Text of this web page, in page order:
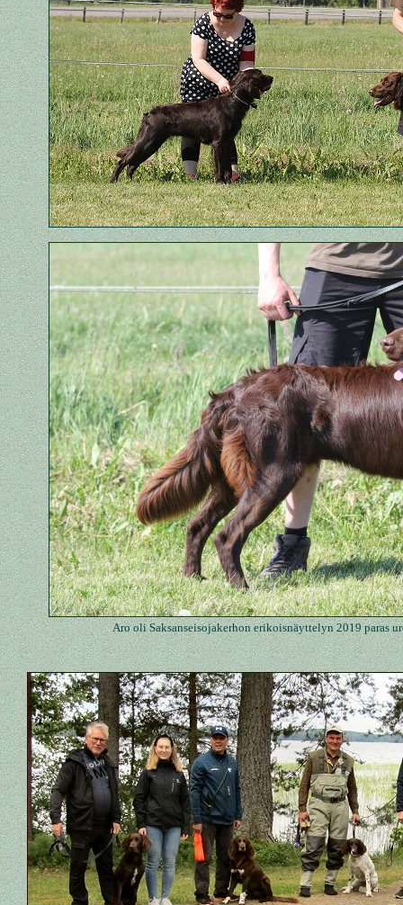
Aro oli Saksanseisojakerhon erikoisnäyttelyn 2019 paras